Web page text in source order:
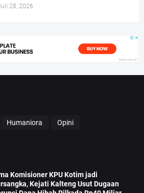
28, 2026
Humaniora Opini
Komisioner KPU Kotim jadi
Kejati Kalteng Usut Dugaan